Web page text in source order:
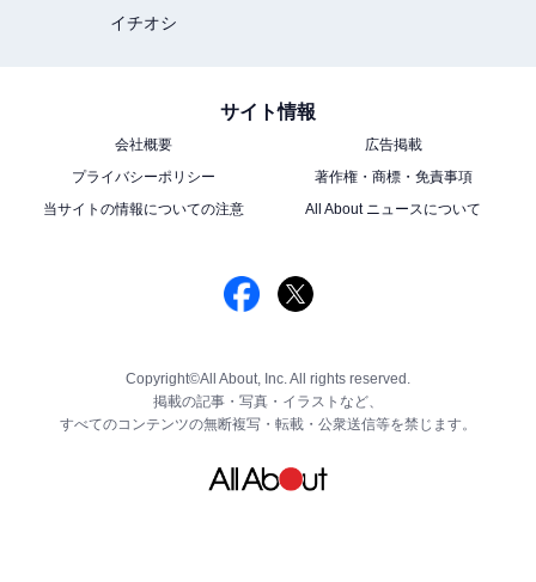
イチオシ
サイト情報
会社概要
広告掲載
プライバシーポリシー
著作権・商標・免責事項
当サイトの情報についての注意
All About ニュースについて
Copyright©All About, Inc. All rights reserved.
掲載の記事・写真・イラストなど、
すべてのコンテンツの無断複写・転載・公衆送信等を禁じます。